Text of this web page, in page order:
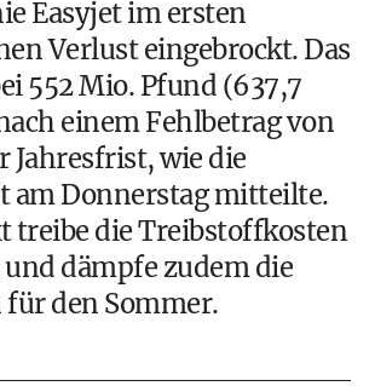
Easyjet im ersten
Verlust eingebrockt. Das
552 Mio. Pfund (637,7
einem Fehlbetrag von
Jahresfrist, wie die
am Donnerstag mitteilte.
treibe die Treibstoffkosten
dämpfe zudem die
den Sommer.